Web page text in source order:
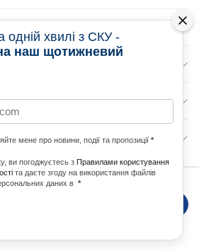
World
хвилі з СКУ -
наш щотижневий
мене про новини, події та пропозиції *
ви погоджуєтесь з Правилами користування
та даєте згоду на використання файлів
даних в *